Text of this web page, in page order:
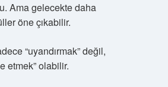
Ama gelecekte daha
öne çıkabilir.
“uyandırmak” değil,
etmek” olabilir.